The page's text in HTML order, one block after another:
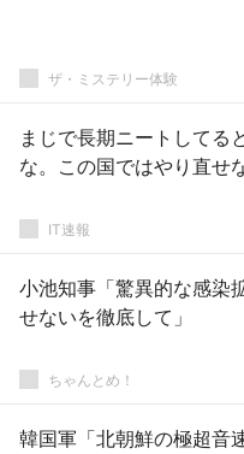
ザ・ミステリー体験
まじで長期ニートしてる
な。この国ではやり直せ
IT速報
小池知事「驚異的な感染
せないを徹底して」
ちゃんとめ！
韓国軍「北朝鮮の極超音